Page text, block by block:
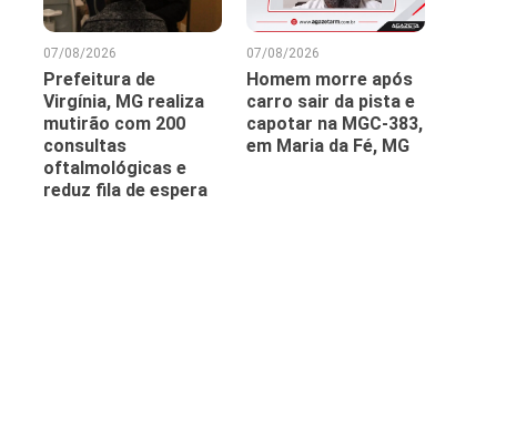
07/08/2026
Prefeitura de
Virgínia, MG realiza
mutirão com 200
consultas
oftalmológicas e
reduz fila de espera
07/08/2026
Homem morre após
carro sair da pista e
capotar na MGC-383,
em Maria da Fé, MG